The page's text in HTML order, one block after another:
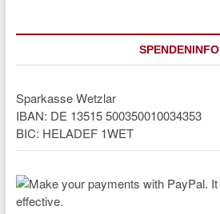
SPENDENINFO
Sparkasse Wetzlar
IBAN: DE 13515 500350010034353
BIC: HELADEF 1WET